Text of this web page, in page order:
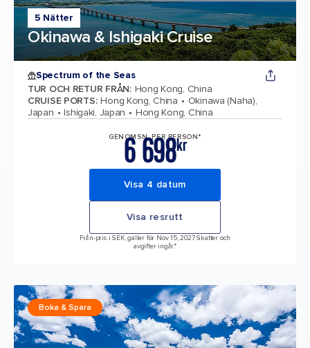
5 Nätter
Okinawa & Ishigaki Cruise
Spectrum of the Seas
TUR OCH RETUR FRÅN: Hong Kong, China
CRUISE PORTS: Hong Kong, China
Okinawa (Naha),
Japan
Ishigaki, Japan Hong Kong, China
GENOMSN. PER PERSON*
kr
6 698
Visa 4 datum
Visa resrutt
Från-pris i SEK, gäller för Nov 15, 2027 Skatter och
avgifter ingår.*
Boka & Spara